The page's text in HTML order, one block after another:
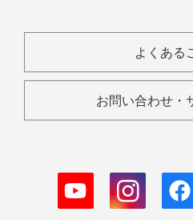
よくある
お問い合わせ・